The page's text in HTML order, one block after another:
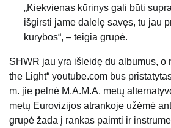
„Kiekvienas kūrinys gali būti
išgirsti jame dalelę savęs, tu jau
kūrybos“, – teigia grupė.
SHWR jau yra išleidę du albumus, o
the Light“ youtube.com bus
m. jie pelnė M.A.M.A. metų
metų Eurovizijos atrankoje užėmė
grupė žada į rankas paimti ir